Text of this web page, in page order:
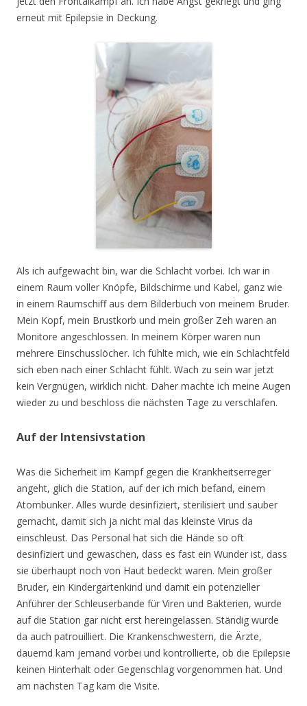
erneut mit Epilepsie in Deckung.
Als ich aufgewacht bin, war die Schlacht vorbei. Ich war in
einem Raum voller Knöpfe, Bildschirme und Kabel, ganz wie
in einem Raumschiff aus dem Bilderbuch von meinem Bruder.
Mein Kopf, mein Brustkorb und mein großer Zeh waren an
Monitore angeschlossen. In meinem Körper waren nun
mehrere Einschusslöcher. Ich fühlte mich, wie ein Schlachtfeld
sich eben nach einer Schlacht fühlt. Wach zu sein war jetzt
kein Vergnügen, wirklich nicht. Daher machte ich meine Augen
wieder zu und beschloss die nächsten Tage zu verschlafen.
Auf der Intensivstation
Was die Sicherheit im Kampf gegen die Krankheitserreger
angeht, glich die Station, auf der ich mich befand, einem
Atombunker. Alles wurde desinfiziert, sterilisiert und sauber
gemacht, damit sich ja nicht mal das kleinste Virus da
einschleust. Das Personal hat sich die Hände so oft
desinfiziert und gewaschen, dass es fast ein Wunder ist, dass
sie überhaupt noch von Haut bedeckt waren. Mein großer
Bruder, ein Kindergartenkind und damit ein potenzieller
Anführer der Schleuserbande für Viren und Bakterien, wurde
auf die Station gar nicht erst hereingelassen. Ständig wurde
da auch patrouilliert. Die Krankenschwestern, die Ärzte,
dauernd kam jemand vorbei und kontrollierte, ob die Epilepsie
keinen Hinterhalt oder Gegenschlag vorgenommen hat. Und
am nächsten Tag kam die Visite.